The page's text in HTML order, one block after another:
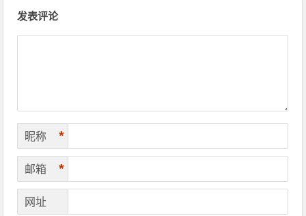
发表评论
昵称 *
邮箱 *
网址